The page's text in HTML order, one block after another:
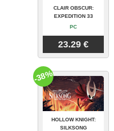
CLAIR OBSCUR:
EXPEDITION 33
PC
23.29 €
HOLLOW KNIGHT:
SILKSONG
-38%